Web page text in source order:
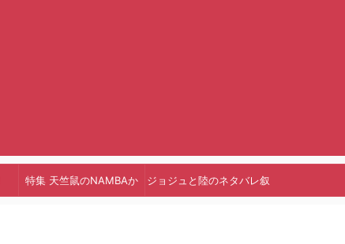
特集 天竺鼠のNAMBAか ジョジュと陸のネタバレ叙